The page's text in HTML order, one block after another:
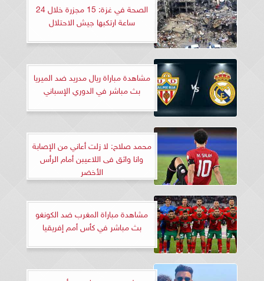
الصحة في غزة: 15 مجزرة خلال 24
ساعة ارتكبها جيش الاحتلال
مشاهدة مباراة ريال مدريد ضد الميريا
بث مباشر في الدوري الإسباني
محمد صلاح: لا زلت أعاني من الإصابة
وانا واثق فى اللاعيبن أمام الرأس
الأخضر
مشاهدة مباراة المغرب ضد الكونغو
بث مباشر في كأس أمم إفريقيا